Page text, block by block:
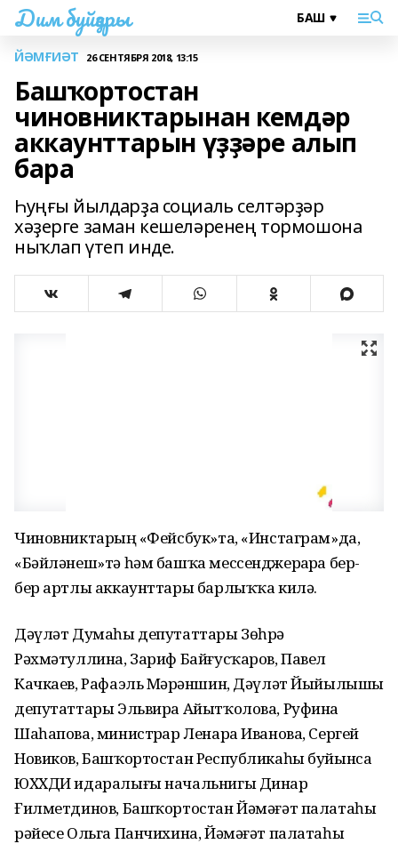
Дим буйҙары
ЙӘМҒИӘТ 26 СЕНТЯБРЯ 2018, 13:15
Башҡортостан
чиновниктарынан кемдәр
аккаунттарын үҙҙәре алып
бара
Һуңғы йылдарҙа социаль селтәрҙәр
хәҙерге заман кешеләренең тормошона
ныҡлап үтеп инде.
Чиновниктарҙың «Фейсбук»та, «Инстаграм»да,
«Бәйләнеш»тә һәм башҡа мессенджерҙарҙа бер-
бер артлы аккаунттары барлыҡҡа килә.
Дәүләт Думаһы депутаттары Зөһрә
Рәхмәтуллина, Зариф Байғусҡаров, Павел
Качкаев, Рафаэль Мәрҙәншин, Дәүләт Йыйылышы
депутаттары Эльвира Айытҡолова, Руфина
Шаһапова, министрҙар Ленара Иванова, Сергей
Новиков, Башҡортостан Республикаһы буйынса
ЮХХДИ идаралығы начальнигы Динар
Ғилметдинов, Башҡортостан Йәмәғәт палатаһы
рәйесе Ольга Панчихина, Йәмәғәт палатаһы